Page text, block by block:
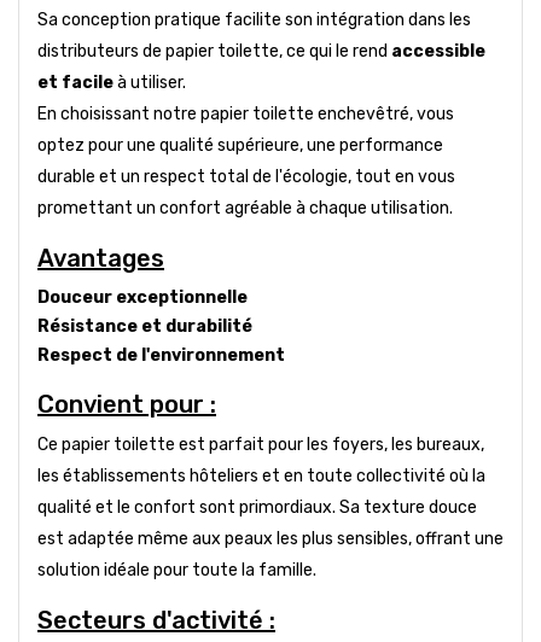
Sa conception pratique facilite son intégration dans les
distributeurs de papier toilette, ce qui le rend accessible
et facileà utiliser.
En choisissant notre papier toilette enchevêtré, vous
optez pour une qualité supérieure, une performance
durable et un respect total de l'écologie, tout en vous
promettant un confort agréable à chaque utilisation.
Avantages
Douceur exceptionnelle
Résistance et durabilité
Respect de l'environnement
Convient pour :
Ce papier toilette est parfait pour les foyers, les bureaux,
les établissements hôteliers et en toute collectivité où la
qualité et le confort sont primordiaux. Sa texture douce
est adaptée même aux peaux les plus sensibles, offrant une
solution idéale pour toute la famille.
Secteurs d'activité :